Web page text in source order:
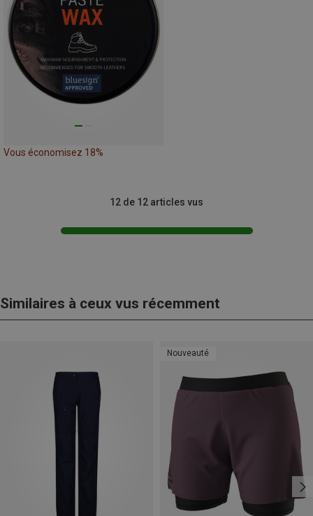
Vous économisez 18%
12 de 12 articles vus
Similaires à ceux vus récemment
Nouveauté